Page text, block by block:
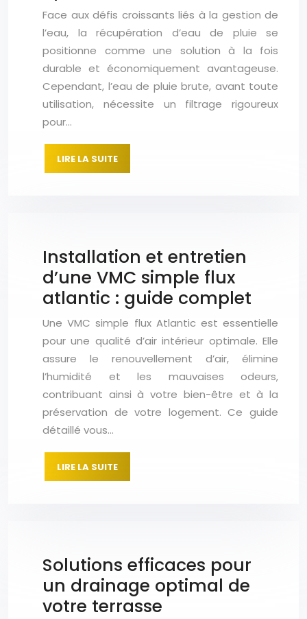
Face aux défis croissants liés à la gestion de
l’eau, la récupération d’eau de pluie se
positionne comme une solution à la fois
durable et économiquement avantageuse.
Cependant, l’eau de pluie brute, avant toute
utilisation, nécessite un filtrage rigoureux
pour…
LIRE LA SUITE
Installation et entretien
d’une VMC simple flux
atlantic : guide complet
Une VMC simple flux Atlantic est essentielle
pour une qualité d’air intérieur optimale. Elle
assure le renouvellement d’air, élimine
l’humidité et les mauvaises odeurs,
contribuant ainsi à votre bien-être et à la
préservation de votre logement. Ce guide
détaillé vous…
LIRE LA SUITE
Solutions efficaces pour
un drainage optimal de
votre terrasse